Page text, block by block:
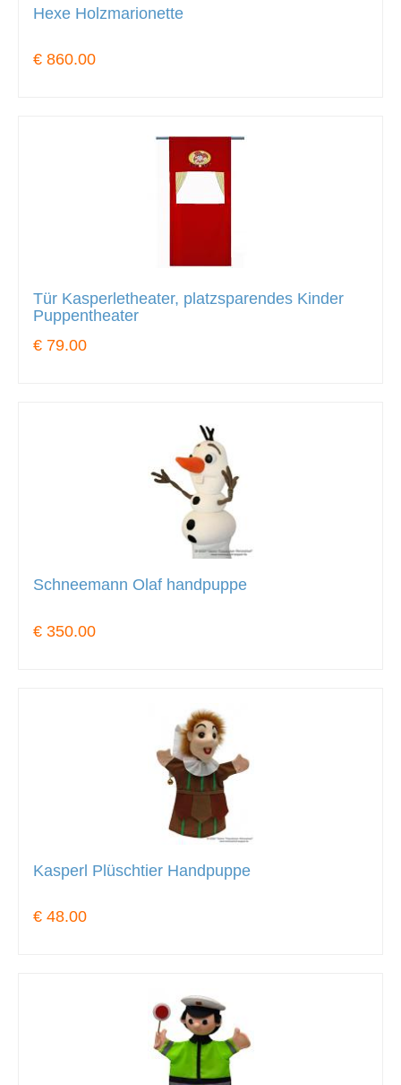
Hexe Holzmarionette
€ 860.00
Tür Kasperletheater, platzsparendes Kinder
Puppentheater
€ 79.00
Schneemann Olaf handpuppe
€ 350.00
Kasperl Plüschtier Handpuppe
€ 48.00